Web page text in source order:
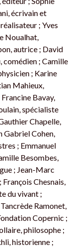
écrivain et
; Yves
Noualhat,
autrice ; David
comédien ; Camille
; Karine
Mahieux,
Bavay,
spécialiste
Chapelle,
Gabriel Cohen,
; Emmanuel
Besombes,
; Jean-Marc
Chesnais,
du vivant ;
Ramonet,
Copernic ;
philosophe ;
historienne ;